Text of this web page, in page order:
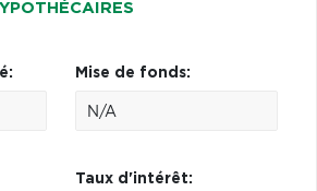
Mise de fonds:
Taux d'intérêt: